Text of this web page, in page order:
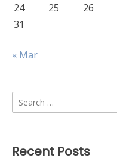
24
25 26
31
« Mar
Search
for:
Recent Posts